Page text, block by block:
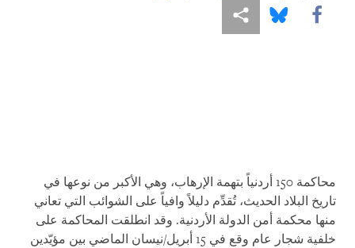
Share this via Facebook
Share this via Bluesky
Share this via مشاركة
محاكمة 150 أردنياً بتهمة الإرهاب، وهي الأكبر من نوعها في
تاريخ البلاد الحديث، تُقدِّم دليلاً وافياً على الشوائب التي تعاني
منها محكمة أمن الدولة الأردنية. وقد انطلقت المحاكمة على
خلفية شجار عام وقع في 15 أبريل/نيسان الماضي بين مؤيّدين